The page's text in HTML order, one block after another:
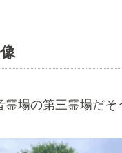
場の第三霊場だそ